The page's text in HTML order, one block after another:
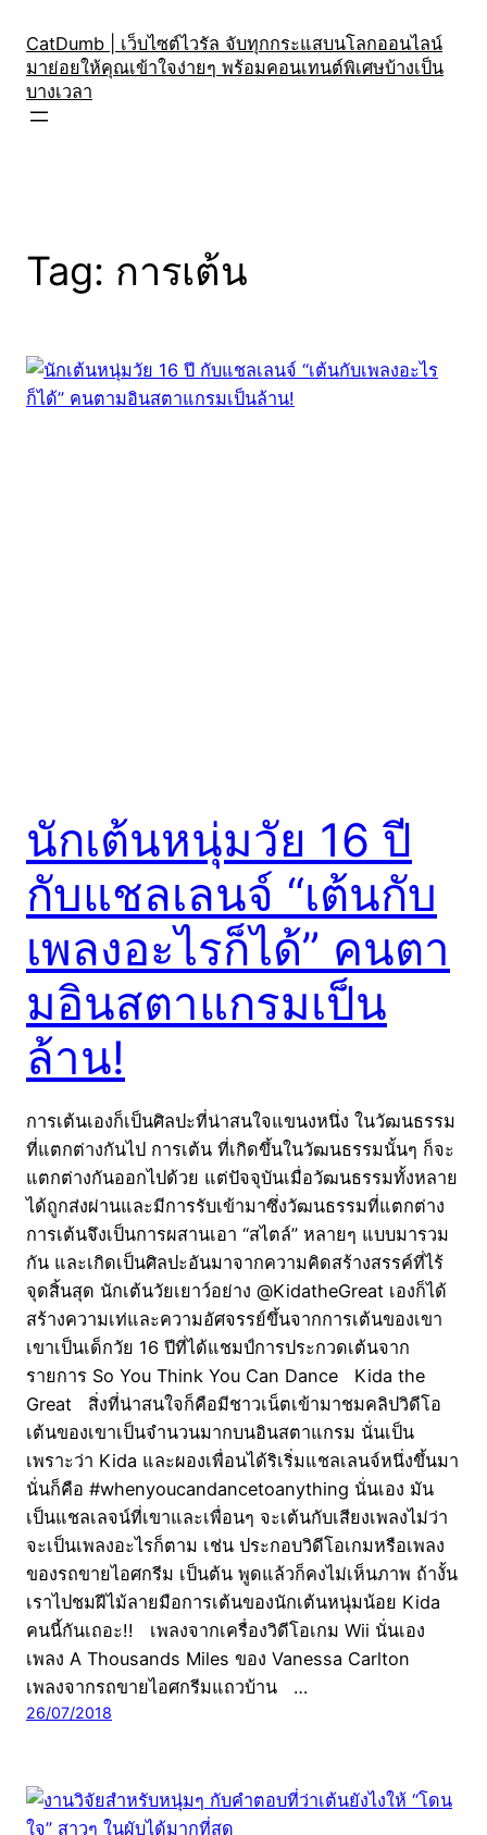
content
CatDumb | เว็บไซต์ไวรัล จับทุกกระแสบนโลกออนไลน์
มาย่อยให้คุณเข้าใจง่ายๆ พร้อมคอนเทนต์พิเศษบ้างเป็น
บางเวลา
Tag: การเต้น
นักเต้นหนุ่มวัย 16 ปี
กับแชลเลนจ์ “เต้นกับ
เพลงอะไรก็ได้” คนตา
มอินสตาแกรมเป็น
ล้าน!
การเต้นเองก็เป็นศิลปะที่น่าสนใจแขนงหนึ่ง ในวัฒนธรรม
ที่แตกต่างกันไป การเต้น ที่เกิดขึ้นในวัฒนธรรมนั้นๆ ก็จะ
แตกต่างกันออกไปด้วย แต่ปัจจุบันเมื่อวัฒนธรรมทั้งหลาย
ได้ถูกส่งผ่านและมีการรับเข้ามาซึ่งวัฒนธรรมที่แตกต่าง
การเต้นจึงเป็นการผสานเอา “สไตล์” หลายๆ แบบมารวม
กัน และเกิดเป็นศิลปะอันมาจากความคิดสร้างสรรค์ที่ไร้
จุดสิ้นสุด นักเต้นวัยเยาว์อย่าง @KidatheGreat เองก็ได้
สร้างความเท่และความอัศจรรย์ขึ้นจากการเต้นของเขา
เขาเป็นเด็กวัย 16 ปีที่ได้แชมป์การประกวดเต้นจาก
รายการ So You Think You Can Dance Kida the
Great สิ่งที่น่าสนใจก็คือมีชาวเน็ตเข้ามาชมคลิปวิดีโอ
เต้นของเขาเป็นจำนวนมากบนอินสตาแกรม นั่นเป็น
เพราะว่า Kida และผองเพื่อนได้ริเริ่มแชลเลนจ์หนึ่งขึ้นมา
นั่นก็คือ #whenyoucandancetoanything นั่นเอง มัน
เป็นแชลเลจน์ที่เขาและเพื่อนๆ จะเต้นกับเสียงเพลงไม่ว่า
จะเป็นเพลงอะไรก็ตาม เช่น ประกอบวิดีโอเกมหรือเพลง
ของรถขายไอศกรีม เป็นต้น พูดแล้วก็คงไม่เห็นภาพ ถ้างั้น
เราไปชมฝีไม้ลายมือการเต้นของนักเต้นหนุ่มน้อย Kida
คนนี้กันเถอะ!! เพลงจากเครื่องวิดีโอเกม Wii นั่นเอง
เพลง A Thousands Miles ของ Vanessa Carlton
เพลงจากรถขายไอศกรีมแถวบ้าน …
26/07/2018